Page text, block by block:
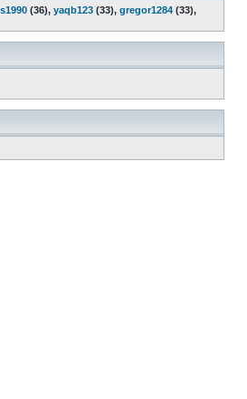
(36), yaqb123 (33), gregor1284 (33),